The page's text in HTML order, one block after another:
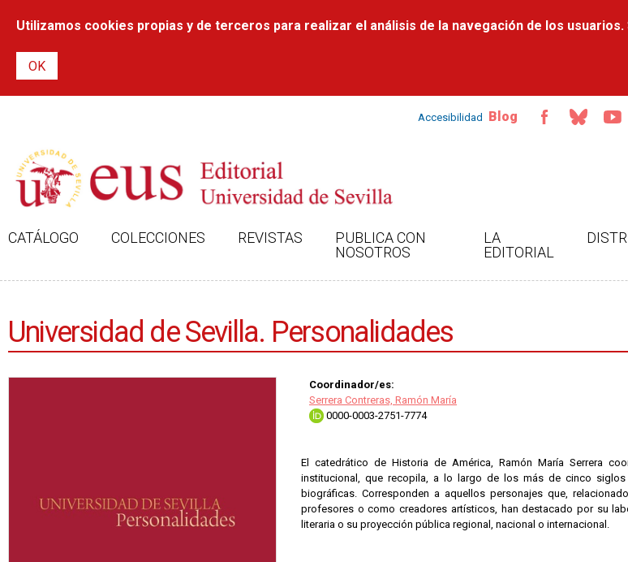
contenido
Utilizamos cookies propias y de terceros para realizar el análisis de la navegación de los usuarios.
Accesibilidad Blog
CATÁLOGO COLECCIONES REVISTAS
PUBLICA CON
NOSOTROS
LA
EDITORIAL
Universidad de Sevilla. Personalidades
Coordinador/es:
Serrera Contreras, Ramón María
0000-0003-2751-7774
El catedrático de Historia de América, Ramón María Serrera
institucional, que recopila, a lo largo de los más de cinco
biográficas. Corresponden a aquellos personajes que,
profesores o como creadores artísticos, han destacado por su
literaria o su proyección pública regional, nacional o internacional.